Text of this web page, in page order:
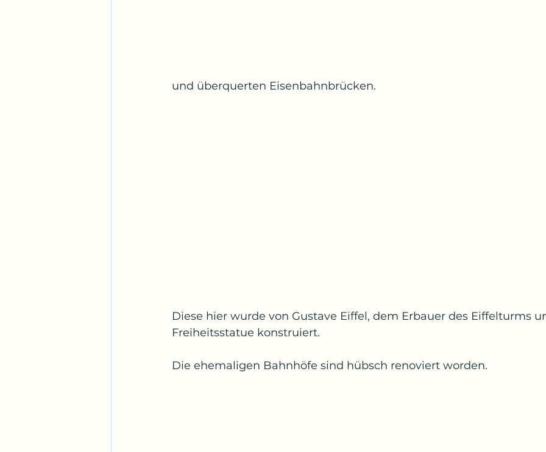
und überquerten Eisenbahnbrücken.
Diese hier wurde von Gustave Eiffel, dem Erbauer des Eiffelturms
Freiheitsstatue konstruiert.
Die ehemaligen Bahnhöfe sind hübsch renoviert worden.